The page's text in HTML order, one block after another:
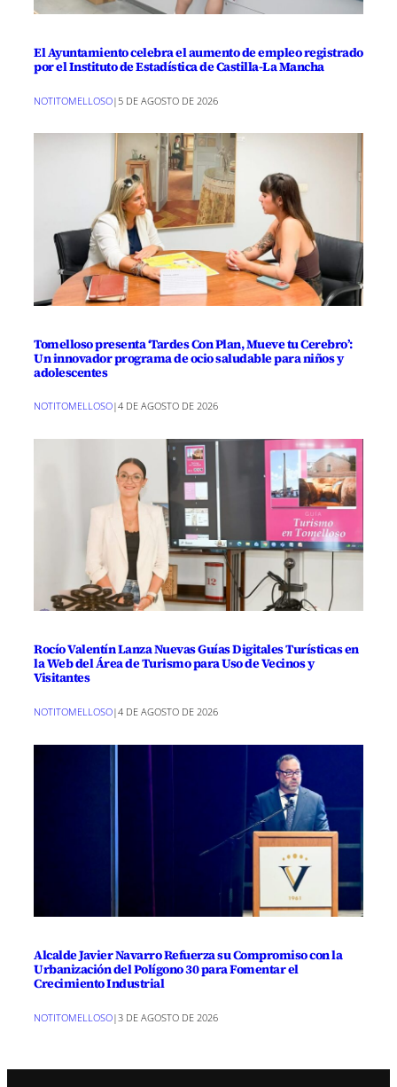
El Ayuntamiento celebra el aumento de empleo registrado
por el Instituto de Estadística de Castilla-La Mancha
NOTITOMELLOSO| 5 DE AGOSTO DE 2026
Tomelloso presenta ‘Tardes Con Plan, Mueve tu Cerebro’:
Un innovador programa de ocio saludable para niños y
adolescentes
NOTITOMELLOSO|4 DE AGOSTO DE 2026
Rocío Valentín Lanza Nuevas Guías Digitales Turísticas en
la Web del Área de Turismo para Uso de Vecinos y
Visitantes
NOTITOMELLOSO|4 DE AGOSTO DE 2026
Alcalde Javier Navarro Refuerza su Compromiso con la
Urbanización del Polígono 30 para Fomentar el
Crecimiento Industrial
NOTITOMELLOSO|3 DE AGOSTO DE 2026